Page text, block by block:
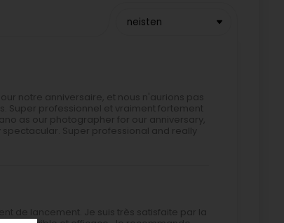
neisten
notre anniversaire, et nous n'aurions pas
Super professionnel et vraiment fortement
as our photographer for our anniversary,
Super professional and really
de lancement. Je suis très satisfaite par la